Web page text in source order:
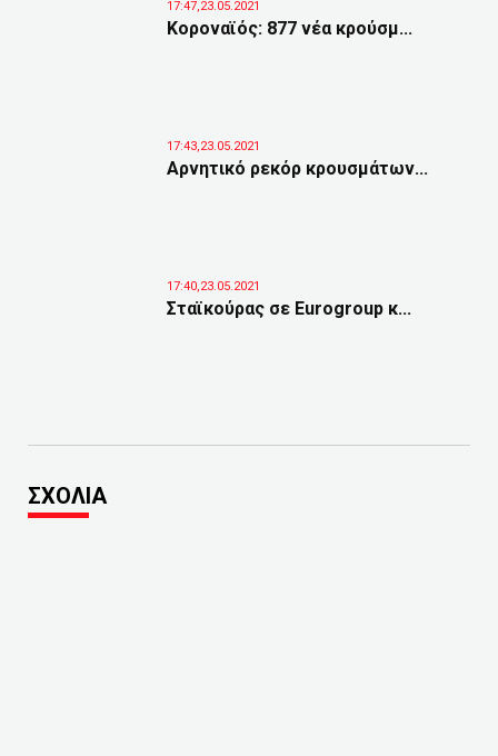
17:47,23.05.2021
Κοροναϊός: 877 νέα κρούσμ...
17:43,23.05.2021
Αρνητικό ρεκόρ κρουσμάτων...
17:40,23.05.2021
Σταϊκούρας σε Eurogroup κ...
ΣΧΟΛΙΑ